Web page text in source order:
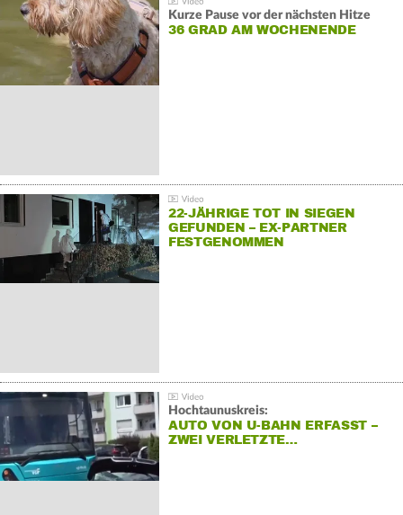
Kurze Pause vor der nächsten Hitze
36 GRAD AM WOCHENENDE
22-JÄHRIGE TOT IN SIEGEN
GEFUNDEN – EX-PARTNER
FESTGENOMMEN
Hochtaunuskreis:
AUTO VON U-BAHN ERFASST –
ZWEI VERLETZTE…